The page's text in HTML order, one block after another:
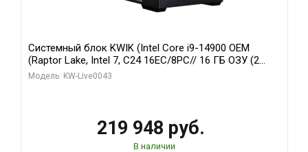
Системный блок KWIK (Intel Core i9-14900 OEM
(Raptor Lake, Intel 7, C24 16EC/8PC// 16 ГБ ОЗУ (2
модуля)/ Palit RTX5070Ti GAMINGPRO-S OC 16GB
Модель: KW-Live0043
219 948 руб.
В наличии